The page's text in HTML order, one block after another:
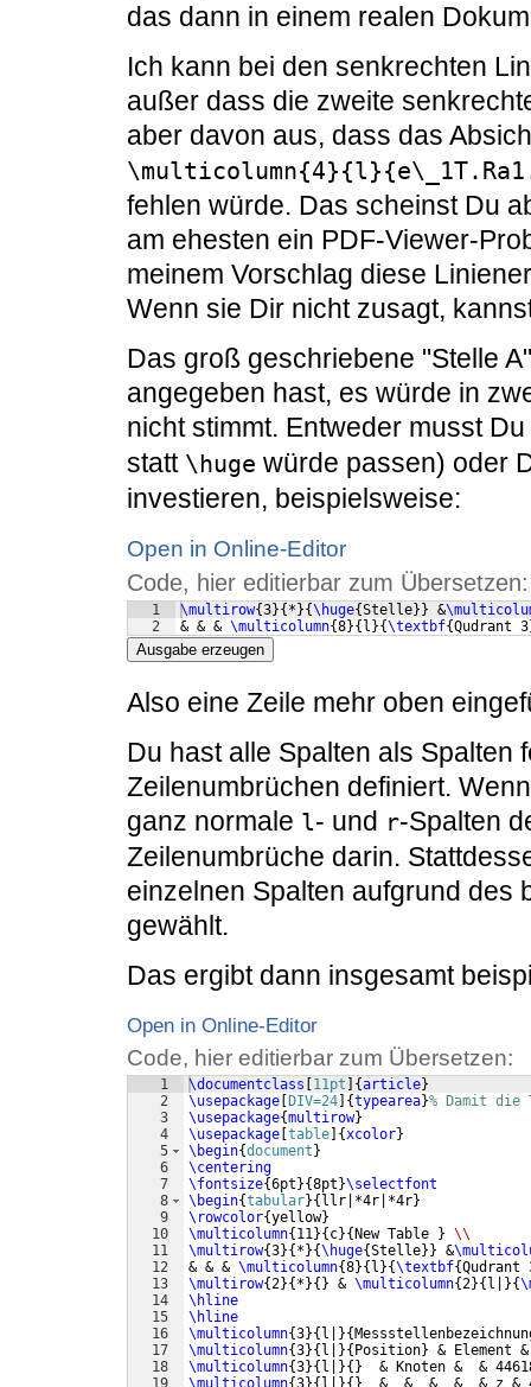
das dann in einem realen
Ich kann bei den senkrechten
außer dass die zweite
aber davon aus, dass das
fehlen würde. Das scheinst Du
am ehesten ein PDF-Viewer-
meinem Vorschlag diese
Wenn sie Dir nicht zusagt,
Das groß geschriebene "Stelle
angegeben hast, es würde in
nicht stimmt. Entweder musst
statt \huge würde passen) oder
investieren, beispielsweise:
Open in Online-Editor
Code, hier editierbar zum Übersetzen:
1
2
\multirow{3}{ * }{\huge{Stelle}} &
& & & \multicolumn{8}{ l }{\textbf{Qudrant 3
Ausgabe erzeugen
Also eine Zeile mehr oben
Du hast alle Spalten als Spalten
Zeilenumbrüchen definiert.
ganz normale l- und r-Spalten
Zeilenumbrüche darin.
einzelnen Spalten aufgrund des
gewählt.
Das ergibt dann insgesamt
Open in Online-Editor
Code, hier editierbar zum Übersetzen:
1
2
3
4
5
6
7
8
9
10
11
12
13
14
15
16
17
18
\documentclass 11pt {article}
\usepackage
DIV=24 {typearea}% Damit
\usepackage{multirow}
\usepackage table {xcolor}
\begin{document }
\centering
\fontsize{6pt }{8pt }\selectfont
\begin{tabular}{ llr|*4r|*4r}
\rowcolor{yellow}
\multicolumn{ 11}{ c}{ New Table } \\
\multirow{3}{ * }{\huge{Stelle}} &
& & & \multicolumn{8}{ l }{\textbf{Qudrant
\multirow{2}{ * }{ } & \multicolumn{2}{ l| }{
\hline
\hline
\multicolumn{3}{ l| }{
\multicolumn{3}{ l| }{ Position} & Element
\multicolumn{3}{ l| }{ }
& Knoten &  &